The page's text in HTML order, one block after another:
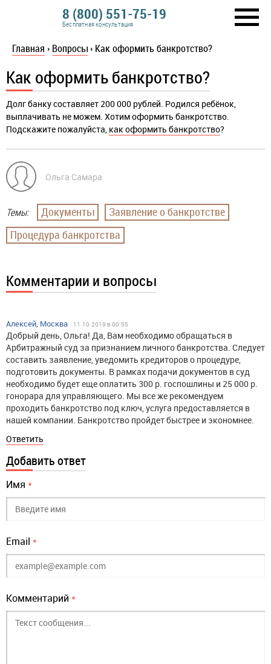
8 (800) 551-75-19
Бесплатная консультация
Главная › Вопросы › Как оформить банкротство?
Как оформить банкротство?
Долг банку составляет 200 000 рублей. Родился ребёнок,
выплачивать не можем. Хотим оформить банкротство.
Подскажите пожалуйста, как оформить банкротство?
Ольга Самара
Темы: Документы
Заявление о банкротстве
Процедура банкротства
Комментарии и вопросы
Алексей, Москва 11.10.2019 в 00:55
Добрый день, Ольга! Да, Вам необходимо обращаться в
Арбитражный суд за признанием личного банкротства. Следует
составить заявление, уведомить кредиторов о процедуре,
подготовить документы. В рамках подачи документов в суд
необходимо будет еще оплатить 300 р. госпошлины и 25 000 р.
гонорара для управляющего. Мы все же рекомендуем
проходить банкротство под ключ, услуга предоставляется в
нашей компании. Банкротство пройдет быстрее и экономнее.
Ответить
Добавить ответ
Имя *
Email *
Комментарий *